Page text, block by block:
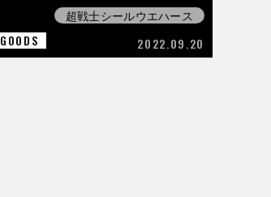
超戦士シールウエハース
GOODS
2022.09.20